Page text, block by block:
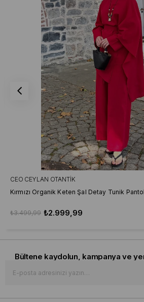
CEO CEYLAN OTANTIK
Kırmızı Organik Keten Şal Detay Tunik
₺2.999,99
₺3.499,99
Bültene kaydolun, kampanya ve